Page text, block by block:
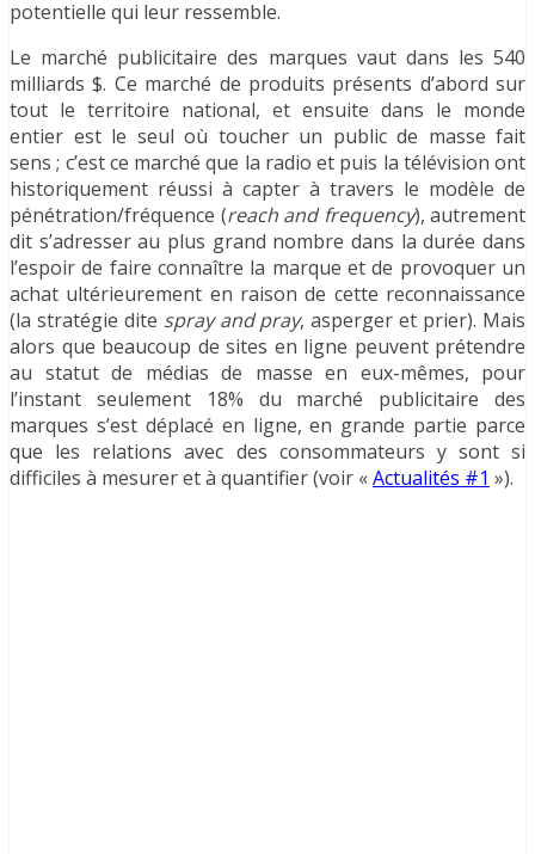
potentielle qui leur ressemble.
Le marché publicitaire des marques vaut dans les 540
milliards $. Ce marché de produits présents d’abord sur
tout le territoire national, et ensuite dans le monde
entier est le seul où toucher un public de masse fait
sens ; c’est ce marché que la radio et puis la télévision ont
historiquement réussi à capter à travers le modèle de
pénétration/fréquence (reach and frequency), autrement
dit s’adresser au plus grand nombre dans la durée dans
l’espoir de faire connaître la marque et de provoquer un
achat ultérieurement en raison de cette reconnaissance
(la stratégie dite spray and pray, asperger et prier). Mais
alors que beaucoup de sites en ligne peuvent prétendre
au statut de médias de masse en eux-mêmes, pour
l’instant seulement 18% du marché publicitaire des
marques s’est déplacé en ligne, en grande partie parce
que les relations avec des consommateurs y sont si
difficiles à mesurer et à quantifier (voir «Actualités #1 »).